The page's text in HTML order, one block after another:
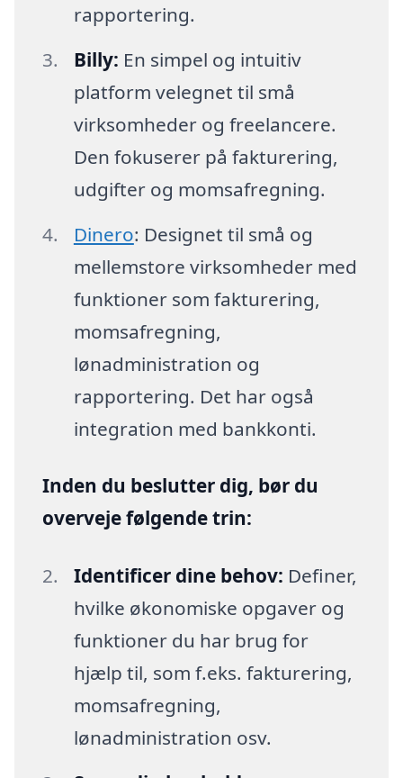
rapportering.
Billy: En simpel og intuitiv
platform velegnet til små
virksomheder og freelancere.
Den fokuserer på fakturering,
udgifter og momsafregning.
Dinero: Designet til små og
mellemstore virksomheder med
funktioner som fakturering,
momsafregning,
lønadministration og
rapportering. Det har også
integration med bankkonti.
Inden du beslutter dig, bør du
overveje følgende trin:
Identificer dine behov: Definer,
hvilke økonomiske opgaver og
funktioner du har brug for
hjælp til, som f.eks. fakturering,
momsafregning,
lønadministration osv.